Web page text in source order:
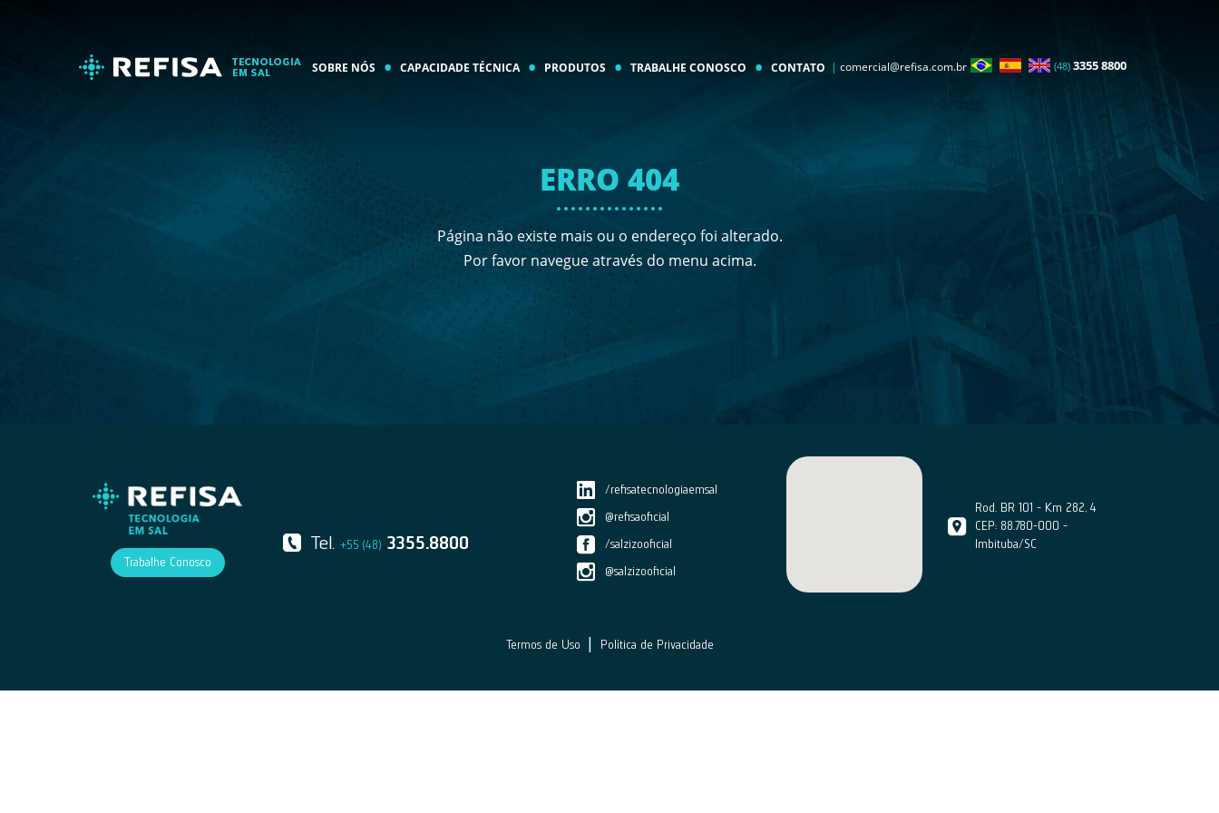
(48) 3355 8800
SOBRE NÓS CAPACIDADE TÉCNICA PRODUTOS TRABALHE CONOSCO CONTATO | comercial@refisa.com.br
ERRO 404
Página não existe mais ou o endereço foi alterado.
Por favor navegue através do menu acima.
Trabalhe Conosco
Tel. +55 (48) 3355.8800
/refisatecnologiaemsal
@refisaoficial
/salzizooficial
@salzizooficial
Rod. BR 101 - Km 282, 4
CEP: 88.780-000 -
Imbituba/SC
Termos de Uso | Política de Privacidade